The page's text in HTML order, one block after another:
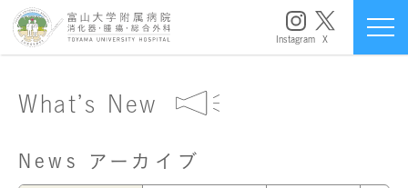
Instagram X
What’s New
News アーカイブ